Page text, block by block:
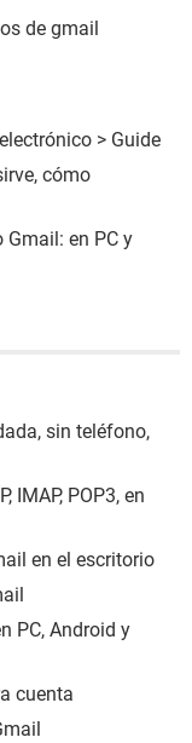
de gmail
> Guide
cómo
Gmail: en PC y
sin teléfono,
IMAP, POP3, en
en el escritorio
PC, Android y
cuenta